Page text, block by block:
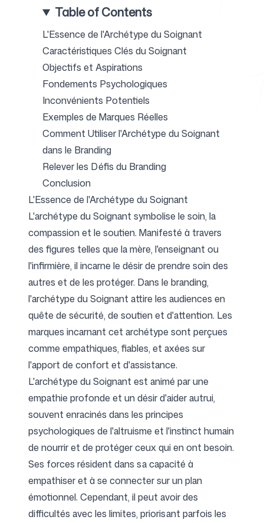
Centre d'aide
Outils gratuits
FAQ
Contact
Connexion S'inscrire
Suivez-nous
Table of Contents
L'Essence de l'Archétype du Soignant
Caractéristiques Clés du Soignant
Objectifs et Aspirations
Fondements Psychologiques
Inconvénients Potentiels
Exemples de Marques Réelles
Comment Utiliser l'Archétype du Soignant
dans le Branding
Relever les Défis du Branding
Conclusion
L'Essence de l'Archétype du Soignant
L'archétype du Soignant symbolise le soin, la
compassion et le soutien. Manifesté à travers
des figures telles que la mère, l'enseignant ou
l'infirmière, il incarne le désir de prendre soin des
autres et de les protéger. Dans le branding,
l'archétype du Soignant attire les audiences en
quête de sécurité, de soutien et d'attention. Les
marques incarnant cet archétype sont perçues
comme empathiques, fiables, et axées sur
l'apport de confort et d'assistance.
L'archétype du Soignant est animé par une
empathie profonde et un désir d'aider autrui,
souvent enracinés dans les principes
psychologiques de l'altruisme et l'instinct humain
de nourrir et de protéger ceux qui en ont besoin.
Ses forces résident dans sa capacité à
empathiser et à se connecter sur un plan
émotionnel. Cependant, il peut avoir des
difficultés avec les limites, priorisant parfois les